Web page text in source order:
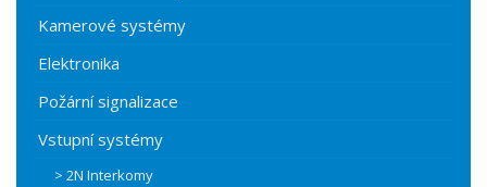
Kamerové systémy
Elektronika
Požární signalizace
Vstupní systémy
> 2N Interkomy